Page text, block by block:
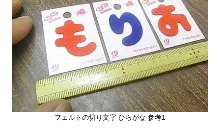
フェルトの切り文字 ひらがな 参考1